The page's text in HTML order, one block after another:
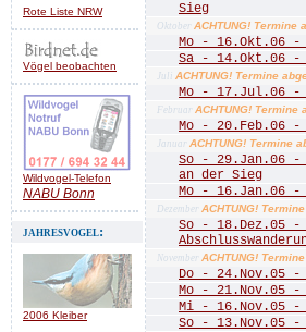
Rote Liste NRW
Vögel beobachten
Wildvogel-Telefon
NABU Bonn
jahresvogel:
2006 Kleiber
Sieg
Oktober ACHTUNG! Termine
Mo -
Sa -
Juli ACHTUNG! Termine
Mo -
Februar ACHTUNG! Termine
Mo -
Januar ACHTUNG! Termine
So -
an der Sieg
Mo -
Dezember ACHTUNG!
So -
November ACHTUNG!
Do -
Mo -
Mi -
So -